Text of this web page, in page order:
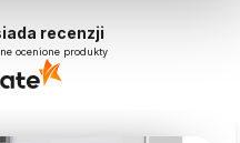
recenzji
ocenione produkty